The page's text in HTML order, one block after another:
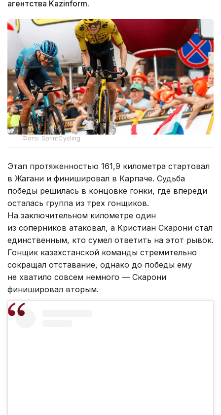
агентства Kazinform.
Фото: SprintCycling
Этап протяженностью 161,9 километра стартовал
в Жагани и финишировал в Карпаче. Судьба
победы решилась в концовке гонки, где впереди
осталась группа из трех гонщиков.
На заключительном километре один
из соперников атаковал, а Кристиан Скарони стал
единственным, кто сумел ответить на этот рывок.
Гонщик казахстанской команды стремительно
сокращал отставание, однако до победы ему
не хватило совсем немного — Скарони
финишировал вторым.